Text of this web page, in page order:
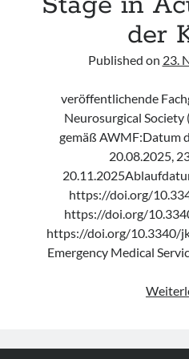
der
Published on 23.
veröffentlichende
Neurosurgical
gemäß AWMF:Datum
20.08.2025,
https://doi.org/
https://doi.org/
https://doi.org/10.3340/
Emergency Medical